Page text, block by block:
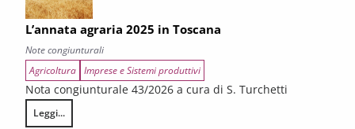
L’annata agraria 2025 in Toscana
Note congiunturali
Agricoltura Imprese e Sistemi produttivi
Nota congiunturale 43/2026 a cura di S. Turchetti
Leggi...
L’annata agraria 2025 in Toscana